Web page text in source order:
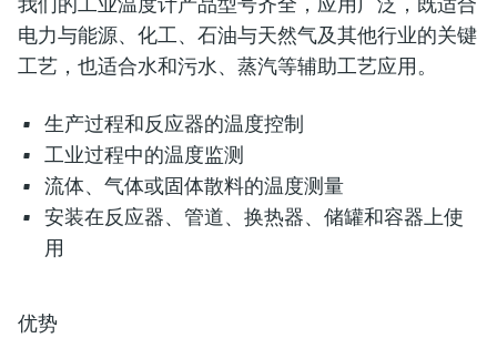
电力与能源、化工、石油与天然气及其他行业的关键
工艺，也适合水和污水、蒸汽等辅助工艺应用。
生产过程和反应器的温度控制
工业过程中的温度监测
流体、气体或固体散料的温度测量
安装在反应器、管道、换热器、储罐和容器上使
用
优势